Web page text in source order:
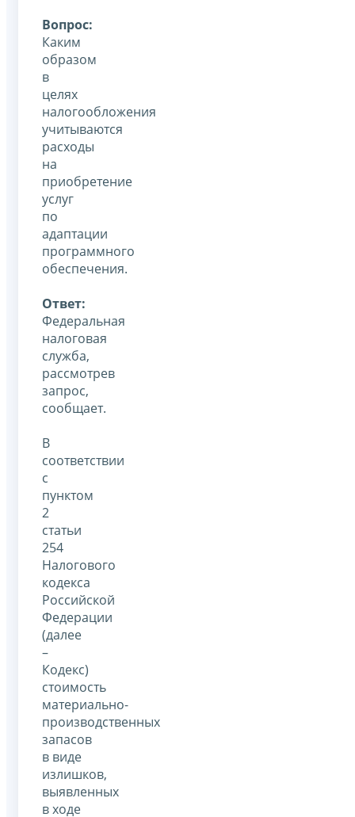
Вопрос:
Каким
образом
в
целях
налогообложения
учитываются
расходы
на
приобретение
услуг
по
адаптации
программного
обеспечения.
Ответ:
Федеральная
налоговая
служба,
рассмотрев
запрос,
сообщает.
В
соответствии
с
пунктом
2
статьи
254
Налогового
кодекса
Российской
Федерации
(далее
–
Кодекс)
стоимость
материально-
производственных
запасов
в виде
излишков,
выявленных
в ходе